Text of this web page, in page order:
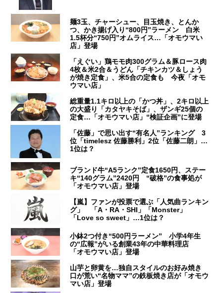
麺3玉、チャーシュー、目玉焼き、とんか
つ、かき揚げ入り“800円”ラーメン 白米
1.5杯分“750円”オムライス…「オモウマい
店」登場
「えぐい」鶏モモ肉300グラム＆豚ロース肉
4枚＆米2合＆うどん「チキンカツ＆しょう
が焼き定食」、米5合の定食も 今夜「オモ
ウマい店」
総重量1.1キロ以上の「かつ丼」、2キロ以上
の大盛り「カタヤキそば」、ザンギ25個の
定食…「オモウマい店」“検証企画”に登場
「佐藤」で思い出す“有名人”ランキング 3
位「timelesz 佐藤勝利」2位「佐藤二朗」…
1位は？
ブランド牛“A5ランク”定食1650円、ステー
キ“140グラム”2420円 “破格”の食事処が
「オモウマい店」登場
【嵐】ファンが投票で選ぶ「人気曲ランキン
グ」 「A・RA・SHI」「Monster」
「Love so sweet」…1位は？
小鉢2つ付き“500円ラーメン” 小学4年生
の“広報”がいる創業43年の中華料理店
「オモウマい店」登場
山芋と卵黄を…独自スタイルのお好み焼き
口が荒い“名物ママ”の鉄板焼き店が「オモウ
マい店」登場